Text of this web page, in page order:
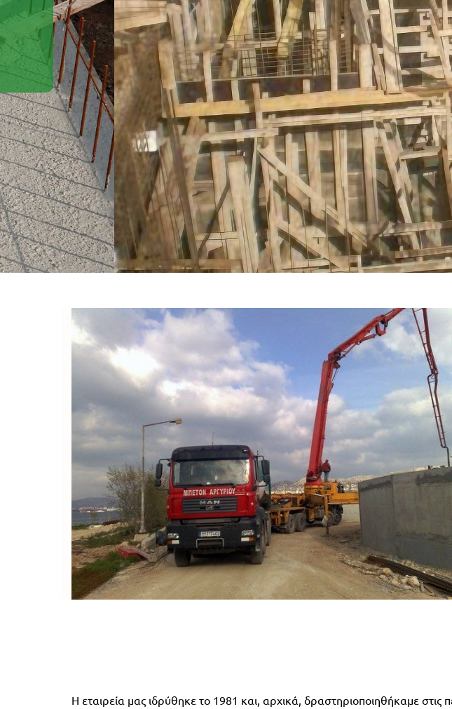
Η εταιρεία μας ιδρύθηκε το 1981 και, αρχικά, δραστηριοποιηθήκαμε στις